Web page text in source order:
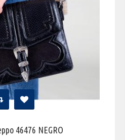
46476 NEGRO